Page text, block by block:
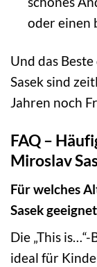
oder einen
Und das
Sasek sind
Jahren noch
FAQ –
Miroslav
Für welches
Sasek
Die „This
ideal für